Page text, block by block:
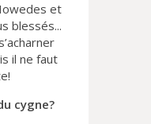
et
blessés...
il ne faut
cygne?